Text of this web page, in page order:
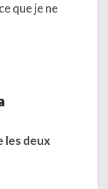
que je ne
les deux